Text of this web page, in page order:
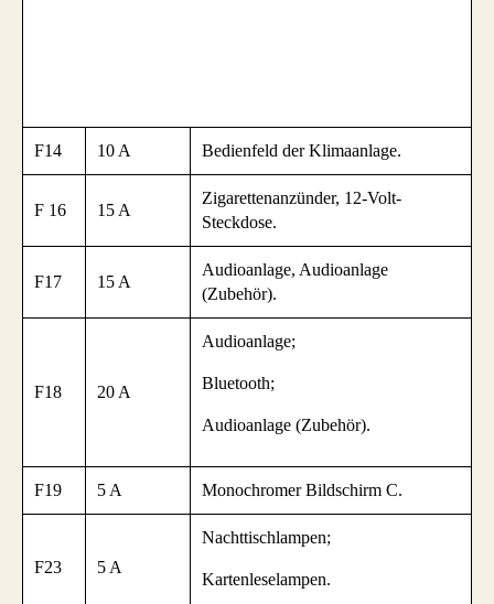
F14 10 A Bedienfeld der Klimaanlage.
F 16 15 A
Zigarettenanzünder, 12-Volt-
Steckdose.
F17 15 A
Audioanlage, Audioanlage
(Zubehör).
F18 20 A
Audioanlage;
Bluetooth;
Audioanlage (Zubehör).
F19 5 A Monochromer Bildschirm C.
F23 5 A
Nachttischlampen;
Kartenleselampen.